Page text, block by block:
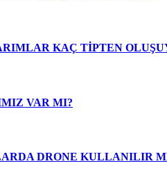
KAÇ TİPTEN
VAR MI?
DRONE KULLANILIR